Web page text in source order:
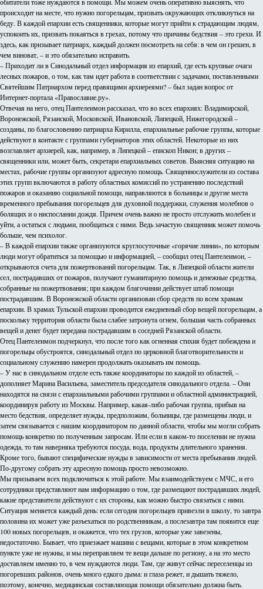
происходит на месте, что нужно погорельцам, призвать окружающих откликнуться на
беду. В каждой епархии есть священники, которые могут прийти к страдающим людям,
успокоить их, призвать покаяться в грехах, потому что причины бедствия – это грехи. И
здесь, как призывает патриарх, каждый должен посмотреть на себя: в чем он грешен, в
чем виноват, – и это обязательно исправить.
– Приходит ли в Синодальный отдел информация из епархий, где есть крупные очаги
лесных пожаров, о том, как там идет работа в соответствии с задачами, поставленными
Святейшим Патриархом перед правящими архиереями? – был задан вопрос от
Интернет-портала «Православие.ру».
Отвечая на него, отец Пантелеимон рассказал, что во всех епархиях: Владимирской,
Воронежской, Рязанской, Московской, Ивановской, Липецкой, Нижегородской –
созданы, по благословению патриарха Кирилла, епархиальные рабочие группы, которые
действуют в контакте с группами губернаторов этих областей. Некоторые из них
возглавляет архиерей, как, например, в Липецкой – епископ Никон; в других –
священники или, может быть, секретари епархиальных советов. Выясняя ситуацию на
местах, рабочие группы организуют адресную помощь. Священнослужители из состава
этих групп включаются в работу областных комиссий по устранению последствий
пожаров и оказанию социальной помощи, направляются в больницы и другие места
временного пребывания погорельцев для духовной поддержки, служения молебнов о
болящих и о ниспослании дождя. Причем очень важно не просто отслужить молебен и
уйти, а остаться с людьми, пообщаться с ними. Ведь зачастую священник может помочь
больше, чем психолог.
– В каждой епархии также организуются круглосуточные «горячие линии», по которым
люди могут обратиться за помощью и информацией, – сообщил отец Пантелеимон, –
открываются счета для пожертвований погорельцам. Так, в Липецкой области жители
сел, пострадавших от пожаров, получают гуманитарную помощь и денежные средства,
собранные на пожертвования; при каждом благочинии действует штаб помощи
пострадавшим. В Воронежской области организован сбор средств по всем храмам
епархии. В храмах Тульской епархии проводится ежедневный сбор вещей погорельцам, а
поскольку территория области была слабее затронута огнем, большая часть собранных
вещей и денег будет передана пострадавшим в соседней Рязанской области.
Отец Пантелеимон подчеркнул, что после того как огненная стихия будет побеждена и
погорельцы обустроятся, синодальный отдел по церковной благотворительности и
социальному служению намерен продолжать оказывать им помощь.
– У нас в синодальном отделе есть также координаторы по каждой из областей, –
дополняет Марина Васильева, заместитель председателя синодального отдела. – Они
находятся на связи с епархиальными рабочими группами и областной администрацией,
координируя работу из Москвы. Например, какая-либо рабочая группа, прибыв на
место бедствия, определяет нужды, предположим, больницы, где размещены люди, и
затем связывается с нашим координатором по данной области, чтобы мы могли собрать
помощь конкретно по полученным запросам. Или если в каком-то поселении не нужна
одежда, то там наверняка требуются посуда, вода, продукты длительного хранения.
Кроме того, бывают специфические нужды в зависимости от места пребывания людей.
По-другому собрать эту адресную помощь просто невозможно.
Мы призываем всех подключиться к этой работе. Мы взаимодействуем с МЧС, и его
сотрудники представляют нам информацию о том, где размещают пострадавших людей,
какие представители действуют с их стороны, как можно быстро связаться с ними.
Ситуация меняется каждый день: если сегодня погорельцев привезли в школу, то завтра
половина их может уже разъехаться по родственникам, а послезавтра там появится еще
100 новых погорельцев, и окажется, что тех грузов, которые уже завезены,
недостаточно. Бывает, что приезжает машина с вещами, которые в этом конкретном
пункте уже не нужны, и мы переправляем те вещи дальше по региону, а на это место
доставляем именно то, в чем нуждаются люди. Там, где живут сейчас переселенцы из
погоревших районов, очень много едкого дыма: и глаза режет, и дышать тяжело,
поэтому, конечно, медицинская составляющая помощи обязательно должна быть.